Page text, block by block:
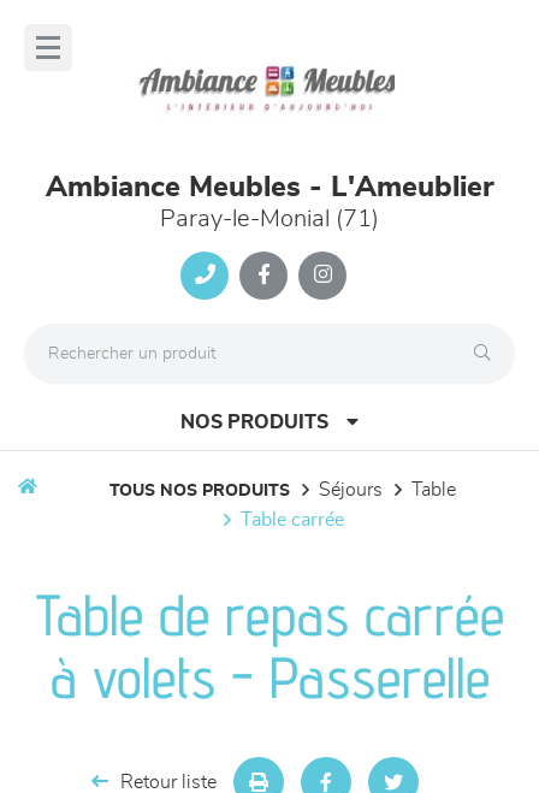
Ambiance Meubles - L'Ameublier
Paray-le-Monial (71)
NOS PRODUITS
séjours
meubles de complément
TOUS NOS PRODUITS séjours
table
table carrée
Table de repas carrée
à volets - Passerelle
Retour liste